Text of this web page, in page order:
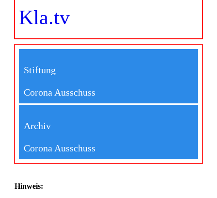
Kla.tv
Stiftung
Corona Ausschuss
Archiv
Corona Ausschuss
Hinweis: